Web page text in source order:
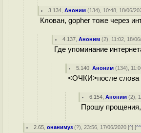
3.134 ,Аноним (134), 10:48, 18/06/
Клован, gopher тоже через
4.137 ,Аноним (2), 11:02, 18/
Где упоминание
5.140 ,Аноним (134),
<ОЧКИ>после слова
6.154 ,Аноним (2),
Прошу
2.65 ,онанимуз (?), 23:56, 17/06/2020 [^] [^^